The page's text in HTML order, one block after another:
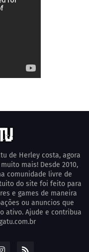
de Herley costa, agora
mais! Desde 2010,
comunidade livre de
do site foi feito para
e games de maneira
ou anuncios que
ativo. Ajude e contribua